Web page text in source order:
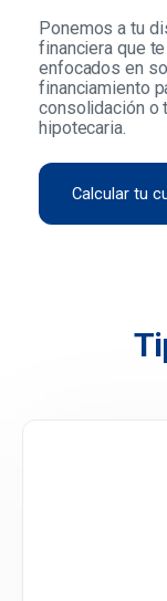
Ponemos a tu
financiera que
enfocados en
financiamiento
consolidación o
hipotecaria.
Calcular tu